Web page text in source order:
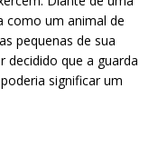
como um animal de
pequenas de sua
decidido que a guarda
significar um